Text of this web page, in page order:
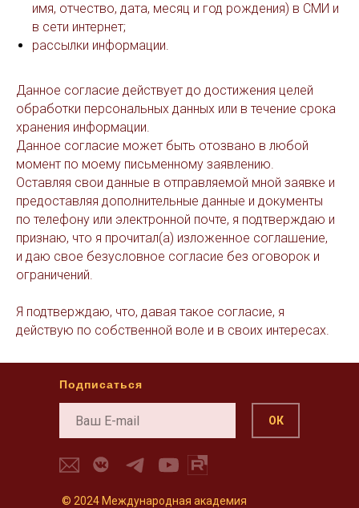
имя, отчество, дата, месяц и год рождения) в СМИ и
в сети интернет;
рассылки информации.
Данное согласие действует до достижения целей
обработки персональных данных или в течение срока
хранения информации.
Данное согласие может быть отозвано в любой
момент по моему письменному заявлению.
Оставляя свои данные в отправляемой мной заявке и
предоставляя дополнительные данные и документы
по телефону или электронной почте, я подтверждаю и
признаю, что я прочитал(а) изложенное соглашение,
и даю свое безусловное согласие без оговорок и
ограничений.
Я подтверждаю, что, давая такое согласие, я
действую по собственной воле и в своих интересах.
ОК
Подписаться
© 2024 Международная академия